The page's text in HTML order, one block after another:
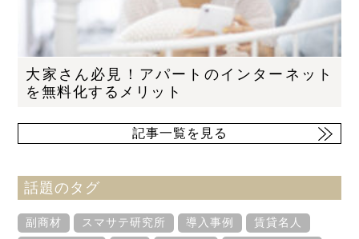
大家さん必見！アパートのインターネット
を無料化するメリット
記事一覧を見る
話題のタグ
副商材 スマサテ研究所 導入事例
賃貸名人